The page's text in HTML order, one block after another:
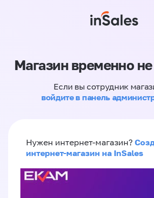
Магазин временно
Если вы сотрудник
войдите в панель
Нужен интернет-магазин?
интернет-магазин на InSales